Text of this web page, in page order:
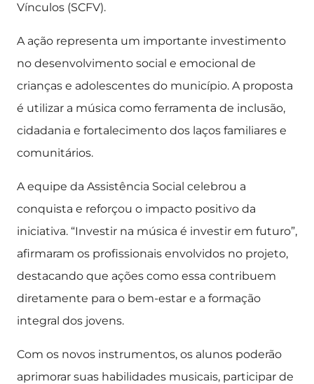
Vínculos (SCFV).
A ação representa um importante investimento
no desenvolvimento social e emocional de
crianças e adolescentes do município. A proposta
é utilizar a música como ferramenta de inclusão,
cidadania e fortalecimento dos laços familiares e
comunitários.
A equipe da Assistência Social celebrou a
conquista e reforçou o impacto positivo da
iniciativa. “Investir na música é investir em futuro”,
afirmaram os profissionais envolvidos no projeto,
destacando que ações como essa contribuem
diretamente para o bem-estar e a formação
integral dos jovens.
Com os novos instrumentos, os alunos poderão
aprimorar suas habilidades musicais, participar de